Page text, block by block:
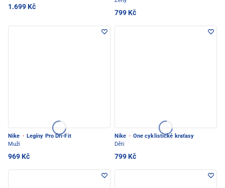
1.699 Kč
799 Kč
Nike · Legíny Pro Dri-Fit
Muži
969 Kč
Nike · One cyklistické kraťasy
Děti
799 Kč